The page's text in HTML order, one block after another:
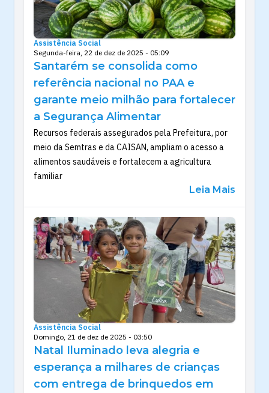
Assistência Social
Segunda-feira, 22 de dez de 2025 - 05:09
Santarém se consolida como
referência nacional no PAA e
garante meio milhão para fortalecer
a Segurança Alimentar
Recursos federais assegurados pela Prefeitura, por
meio da Semtras e da CAISAN, ampliam o acesso a
alimentos saudáveis e fortalecem a agricultura
familiar
Leia Mais
Assistência Social
Domingo, 21 de dez de 2025 - 03:50
Natal Iluminado leva alegria e
esperança a milhares de crianças
com entrega de brinquedos em